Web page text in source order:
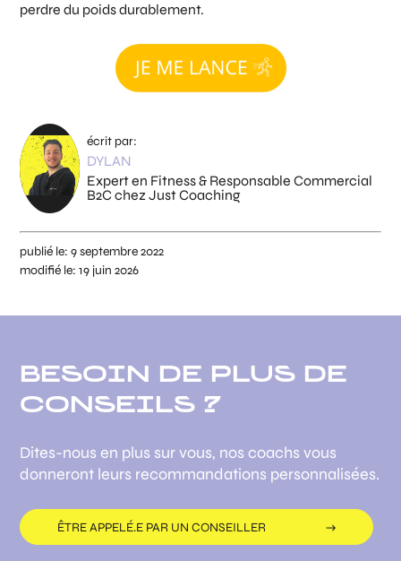
perdre du poids durablement.
écrit par:
DYLAN
Expert en Fitness & Responsable Commercial
B2C chez Just Coaching
publié le:9 septembre 2022
modifié le:19 juin 2026
BESOIN DE PLUS DE
CONSEILS ?
Dites-nous en plus sur vous, nos coachs vous
donneront leurs recommandations personnalisées.
ÊTRE APPELÉ.E PAR UN CONSEILLER